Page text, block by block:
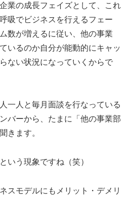
業の成長フェイズとして、これ
吸でビジネスを行えるフェー
数が増えるに従い、他の事業
いるのか自分が能動的にキャッ
ない状況になっていくからで
一人と毎月面談を行なっている
バーから、たまに「他の事業部
きます。
いう現象ですね（笑）
スモデルにもメリット・デメリ